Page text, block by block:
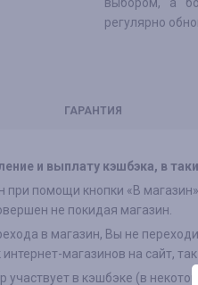
регулярно
ГАРАНТИЯ
и выплату кэшбэка, в
помощи кнопки «В
не покидая магазин.
в магазин, Вы не
магазинов на сайт,
в кэшбэке (в